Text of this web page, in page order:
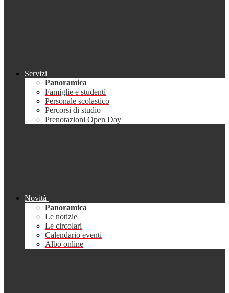
Servizi
Panoramica
Famiglie e studenti
Personale scolastico
Percorsi di studio
Prenotazioni Open Day
Novità
Panoramica
Le notizie
Le circolari
Calendario eventi
Albo online